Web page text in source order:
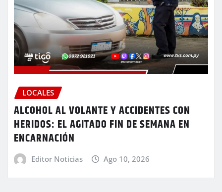
LOCALES
ALCOHOL AL VOLANTE Y ACCIDENTES CON
HERIDOS: EL AGITADO FIN DE SEMANA EN
ENCARNACIÓN
Editor Noticias Ago 10, 2026